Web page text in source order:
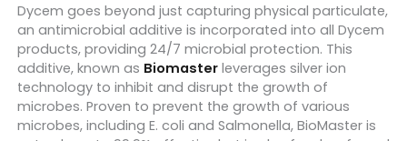
Dycem goes beyond just capturing physical particulate,
an antimicrobial additive is incorporated into all Dycem
products, providing 24/7 microbial protection. This
additive, known as Biomasterleverages silver ion
technology to inhibit and disrupt the growth of
microbes. Proven to prevent the growth of various
microbes, including E. coli and Salmonella, BioMaster is